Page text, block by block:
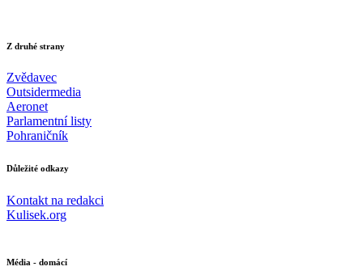
Z druhé strany
Zvědavec
Outsidermedia
Aeronet
Parlamentní listy
Pohraničník
Důležité odkazy
Kontakt na redakci
Kulisek.org
Média - domácí